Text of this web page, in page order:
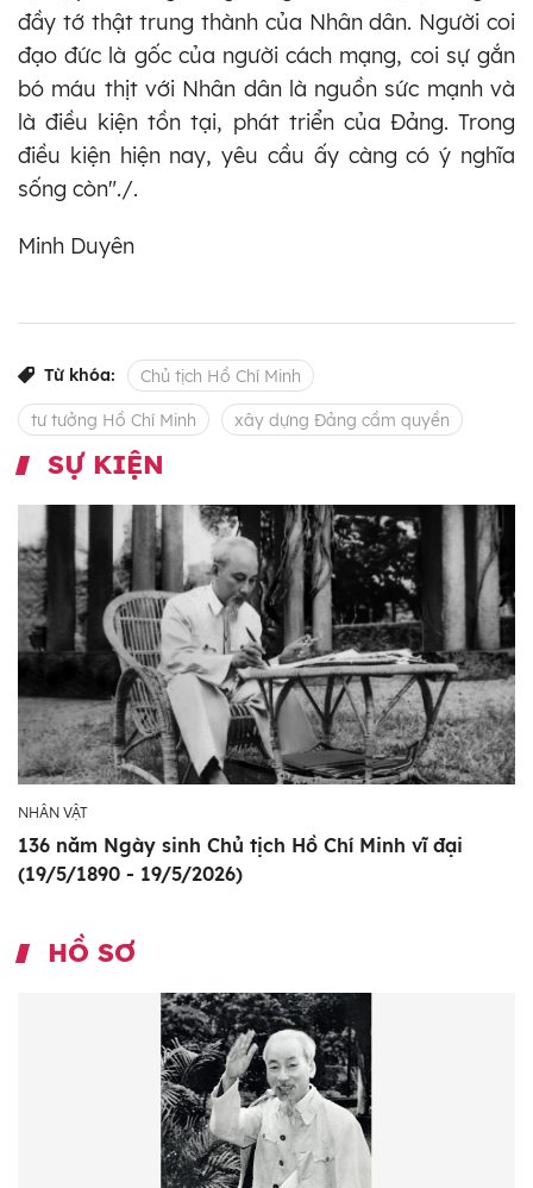
đầy tớ thật trung thành của Nhân dân. Người coi
đạo đức là gốc của người cách mạng, coi sự gắn
bó máu thịt với Nhân dân là nguồn sức mạnh và
là điều kiện tồn tại, phát triển của Đảng. Trong
điều kiện hiện nay, yêu cầu ấy càng có ý nghĩa
sống còn"./.
Minh Duyên
Từ khóa: Chủ tịch Hồ Chí Minh
tư tưởng Hồ Chí Minh xây dựng Đảng cầm quyền
SỰ KIỆN
NHÂN VẬT
136 năm Ngày sinh Chủ tịch Hồ Chí Minh vĩ đại
(19/5/1890 - 19/5/2026)
HỒ SƠ